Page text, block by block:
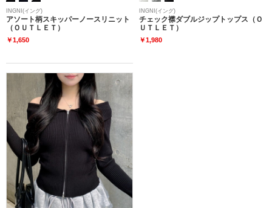
INGNI(イング)
アソート柄スキッパーノースリニット
（ＯＵＴＬＥＴ）
￥1,650
INGNI(イング)
チェック襟ダブルジップトップス（Ｏ
ＵＴＬＥＴ）
￥1,980